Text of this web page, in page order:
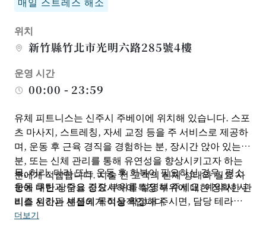
매일 스트레스 해소
위치
新竹縣竹北市光明六路285號4樓
운영 시간
00:00 - 23:59
유체 피트니스는 신주시 주베이에 위치해 있습니다. 스포
츠 마사지, 스트레칭, 자세 교정 등을 주 서비스로 제공하
며, 운동 후 근육 경직을 경험하는 분, 장시간 앉아 있는
분, 또는 신체 관리를 통해 유연성을 향상시키고자 하는
분에게 적합합니다. 시술 전 고객의 신체 상태와 필요 사
항에 대한 상담을 중요시하여 특정 부위에 대한 정확한 관
리를 원하는 분들에게 이상적입니다.
목, 허리, 다리 또는 운동 후 회복이 필요하신 경우, 평소
운동 루틴과 주요 긴장 부위를 설명해 주세요. 예약 시 서
비스 시간과 세션의 목적을 확정해 주시면, 담당 테라피
스트가 고객님의 상태에 맞춰 이완, 스트레칭 또는 자세
더보기